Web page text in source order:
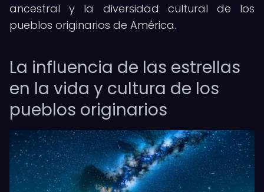
ancestral y la diversidad cultural de los
pueblos originarios de América.
La influencia de las estrellas
en la vida y cultura de los
pueblos originarios